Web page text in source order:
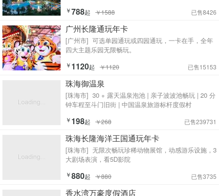
￥788起 ￥1588 已售8426
广州长隆通玩年卡
[广州市]
四大主题乐园无限畅玩。
￥ 1120起 ￥1120 已售15153
珠海御温泉
[珠海市]
钟车程至斗门旧街 | 中国温泉旅游标杆度假村
￥ 198起 ￥268 已售239731
珠海长隆海洋王国通玩年卡
[珠海市]
大剧场表演，看5D影院
￥880起 ￥880 已售3735
香水湾万豪度假酒店